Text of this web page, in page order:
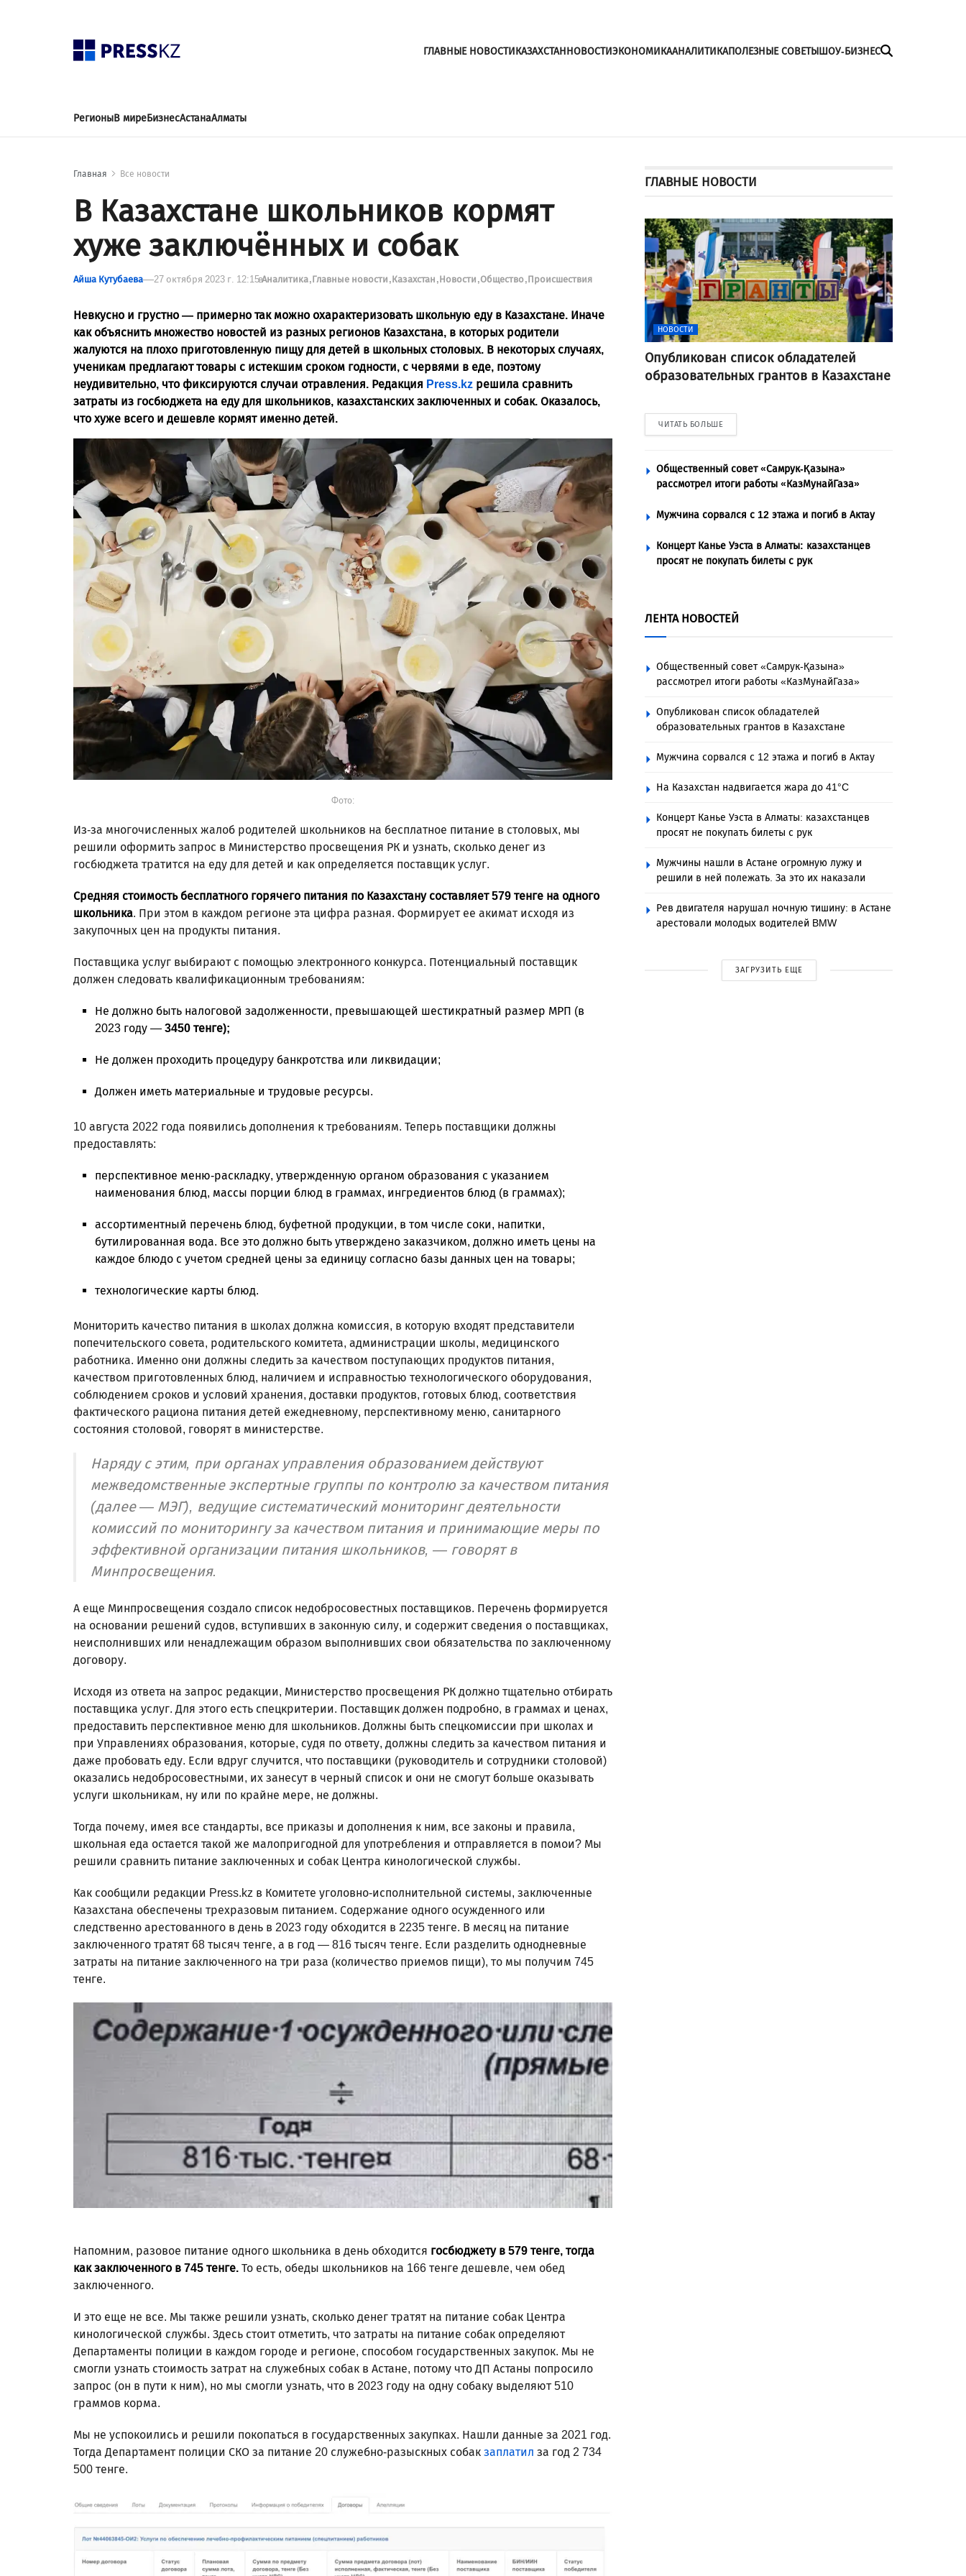
ГЛАВНЫЕ НОВОСТИКАЗАХСТАННОВОСТИЭКОНОМИКААНАЛИТИКАПОЛЕЗНЫЕ СОВЕТЫШОУ-БИЗНЕС
РегионыВ миреБизнесАстанаАлматы
Главная Все новости
В Казахстане школьников кормят
хуже заключённых и собак
Айша Кутубаева 27 октября 2023 г. 12:15вАналитика Главные новости Казахстан НовостиОбщество Происшествия
Невкусно и грустно — примерно так можно охарактеризовать школьную еду в Казахстане. Иначе
как объяснить множество новостей из разных регионов Казахстана, в которых родители
жалуются на плохо приготовленную пищу для детей в школьных столовых. В некоторых случаях,
ученикам предлагают товары с истекшим сроком годности, с червями в еде, поэтому
неудивительно, что фиксируются случаи отравления. Редакция Press.kz решила сравнить
затраты из госбюджета на еду для школьников, казахстанских заключенных и собак. Оказалось,
что хуже всего и дешевле кормят именно детей.
Фото:
Из-за многочисленных жалоб родителей школьников на бесплатное питание в столовых, мы
решили оформить запрос в Министерство просвещения РК и узнать, сколько денег из
госбюджета тратится на еду для детей и как определяется поставщик услуг.
Средняя стоимость бесплатного горячего питания по Казахстану составляет 579 тенге на одного
школьника. При этом в каждом регионе эта цифра разная. Формирует ее акимат исходя из
закупочных цен на продукты питания.
Поставщика услуг выбирают с помощью электронного конкурса. Потенциальный поставщик
должен следовать квалификационным требованиям:
Не должно быть налоговой задолженности, превышающей шестикратный размер МРП (в
2023 году — 3450 тенге);
Не должен проходить процедуру банкротства или ликвидации;
Должен иметь материальные и трудовые ресурсы.
10 августа 2022 года появились дополнения к требованиям. Теперь поставщики должны
предоставлять:
перспективное меню-раскладку, утвержденную органом образования с указанием
наименования блюд, массы порции блюд в граммах, ингредиентов блюд (в граммах);
ассортиментный перечень блюд, буфетной продукции, в том числе соки, напитки,
бутилированная вода. Все это должно быть утверждено заказчиком, должно иметь цены на
каждое блюдо с учетом средней цены за единицу согласно базы данных цен на товары;
технологические карты блюд.
Мониторить качество питания в школах должна комиссия, в которую входят представители
попечительского совета, родительского комитета, администрации школы, медицинского
работника. Именно они должны следить за качеством поступающих продуктов питания,
качеством приготовленных блюд, наличием и исправностью технологического оборудования,
соблюдением сроков и условий хранения, доставки продуктов, готовых блюд, соответствия
фактического рациона питания детей ежедневному, перспективному меню, санитарного
состояния столовой, говорят в министерстве.
Наряду с этим, при органах управления образованием действуют
межведомственные экспертные группы по контролю за качеством питания
(далее — МЭГ), ведущие систематический мониторинг деятельности
комиссий по мониторингу за качеством питания и принимающие меры по
эффективной организации питания школьников, — говорят в
Минпросвещения.
А еще Минпросвещения создало список недобросовестных поставщиков. Перечень формируется
на основании решений судов, вступивших в законную силу, и содержит сведения о поставщиках,
неисполнивших или ненадлежащим образом выполнивших свои обязательства по заключенному
договору.
Исходя из ответа на запрос редакции, Министерство просвещения РК должно тщательно отбирать
поставщика услуг. Для этого есть спецкритерии. Поставщик должен подробно, в граммах и ценах,
предоставить перспективное меню для школьников. Должны быть спецкомиссии при школах и
при Управлениях образования, которые, судя по ответу, должны следить за качеством питания и
даже пробовать еду. Если вдруг случится, что поставщики (руководитель и сотрудники столовой)
оказались недобросовестными, их занесут в черный список и они не смогут больше оказывать
услуги школьникам, ну или по крайне мере, не должны.
Тогда почему, имея все стандарты, все приказы и дополнения к ним, все законы и правила,
школьная еда остается такой же малопригодной для употребления и отправляется в помои? Мы
решили сравнить питание заключенных и собак Центра кинологической службы.
Как сообщили редакции Press.kz в Комитете уголовно-исполнительной системы, заключенные
Казахстана обеспечены трехразовым питанием. Содержание одного осужденного или
следственно арестованного в день в 2023 году обходится в 2235 тенге. В месяц на питание
заключенного тратят 68 тысяч тенге, а в год — 816 тысяч тенге. Если разделить однодневные
затраты на питание заключенного на три раза (количество приемов пищи), то мы получим 745
тенге.
Напомним, разовое питание одного школьника в день обходится госбюджету в 579 тенге, тогда
как заключенного в 745 тенге. То есть, обеды школьников на 166 тенге дешевле, чем обед
заключенного.
И это еще не все. Мы также решили узнать, сколько денег тратят на питание собак Центра
кинологической службы. Здесь стоит отметить, что затраты на питание собак определяют
Департаменты полиции в каждом городе и регионе, способом государственных закупок. Мы не
смогли узнать стоимость затрат на служебных собак в Астане, потому что ДП Астаны попросило
запрос (он в пути к ним), но мы смогли узнать, что в 2023 году на одну собаку выделяют 510
граммов корма.
Мы не успокоились и решили покопаться в государственных закупках. Нашли данные за 2021 год.
Тогда Департамент полиции СКО за питание 20 служебно-разыскных собак заплатил за год 2 734
500 тенге.
ГЛАВНЫЕ НОВОСТИ
НОВОСТИ
Опубликован список обладателей
образовательных грантов в Казахстане
ЧИТАТЬ БОЛЬШЕ
Общественный совет «Самрук-Қазына»
рассмотрел итоги работы «КазМунайГаза»
Мужчина сорвался с 12 этажа и погиб в Актау
Концерт Канье Уэста в Алматы: казахстанцев
просят не покупать билеты с рук
ЛЕНТА НОВОСТЕЙ
Общественный совет «Самрук-Қазына»
рассмотрел итоги работы «КазМунайГаза»
Опубликован список обладателей
образовательных грантов в Казахстане
Мужчина сорвался с 12 этажа и погиб в Актау
На Казахстан надвигается жара до 41°C
Концерт Канье Уэста в Алматы: казахстанцев
просят не покупать билеты с рук
Мужчины нашли в Астане огромную лужу и
решили в ней полежать. За это их наказали
Рев двигателя нарушал ночную тишину: в Астане
арестовали молодых водителей BMW
ЗАГРУЗИТЬ ЕЩЕ